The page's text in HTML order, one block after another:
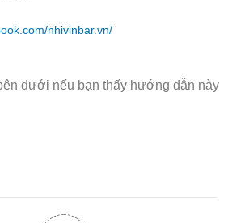
nhivinbar.vn/
dưới nếu bạn thấy hướng dẫn này